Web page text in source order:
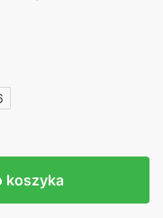
koszyka